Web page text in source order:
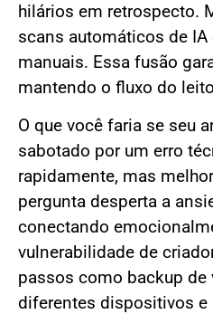
hilários em retrospecto.
scans automáticos de IA
manuais. Essa fusão
mantendo o fluxo do
O que você faria se seu
sabotado por um erro
rapidamente, mas
pergunta desperta a
conectando
vulnerabilidade de
passos como backup de
diferentes dispositivos e